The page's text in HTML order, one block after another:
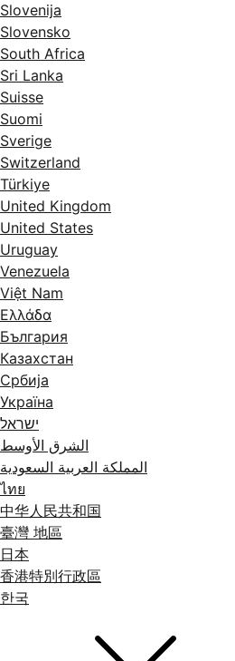
Slovenija
Slovensko
South Africa
Sri Lanka
Suisse
Suomi
Sverige
Switzerland
Türkiye
United Kingdom
United States
Uruguay
Venezuela
Việt Nam
Ελλάδα
България
Казахстан
Србија
Україна
ישראל
الشرق الأوسط
المملكة العربية السعودية
ไทย
中华人民共和国
臺灣 地區
日本
香港特別行政區
한국